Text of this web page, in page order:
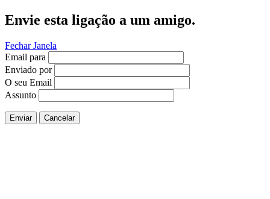
Envie esta ligação a um amigo.
Fechar Janela
Email para
Enviado por
O seu Email
Assunto
Enviar Cancelar